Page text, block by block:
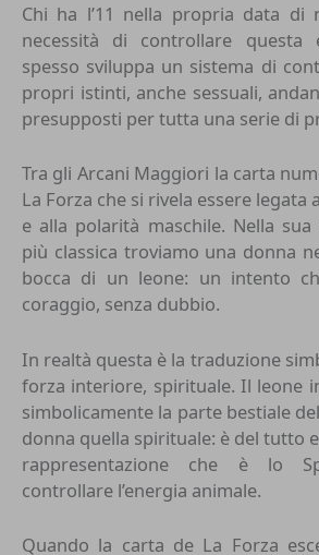
Chi ha l’11 nella propria data di
necessità di controllare questa
spesso sviluppa un sistema di
propri istinti, anche sessuali,
presupposti per tutta una serie di
Tra gli Arcani Maggiori la carta
La Forza che si rivela essere legata
e alla polarità maschile. Nella sua
più classica troviamo una donna
bocca di un leone: un intento
coraggio, senza dubbio.
In realtà questa è la traduzione
forza interiore, spirituale. Il leone
simbolicamente la parte bestiale
donna quella spirituale: è del tutto
rappresentazione che è lo
controllare l’energia animale.
Quando la carta de La Forza